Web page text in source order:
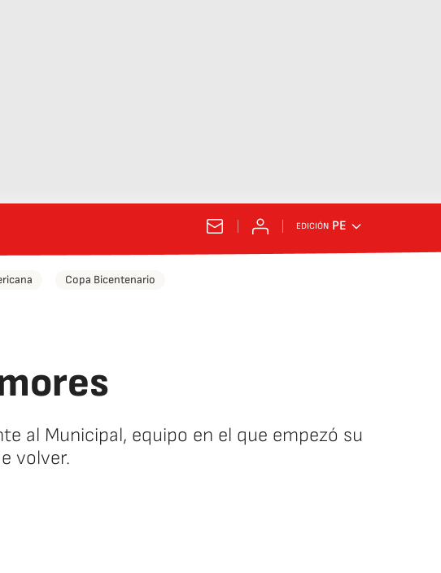
EDICIÓN PE
Copa Bicentenario
al Municipal, equipo en el que empezó su
volver.